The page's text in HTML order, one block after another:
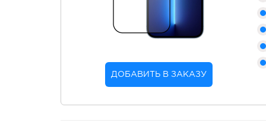
ДОБАВИТЬ В ЗАКАЗУ